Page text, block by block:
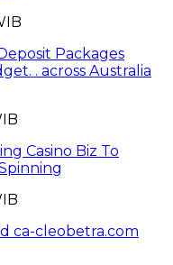
Packages
. across Australia
Casino Biz To
ca-cleobetra.com